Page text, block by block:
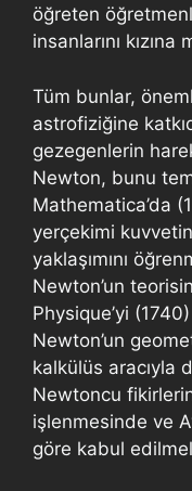
öğreten
insanlarını
Tüm bunlar,
astrofiziğine
gezegenlerin
Newton, bunu
Mathematica’da
yerçekimi
yaklaşımını
Newton’un
Physique’yi
Newton’un
kalkülüs aracıyla
Newtoncu
işlenmesinde ve
göre kabul